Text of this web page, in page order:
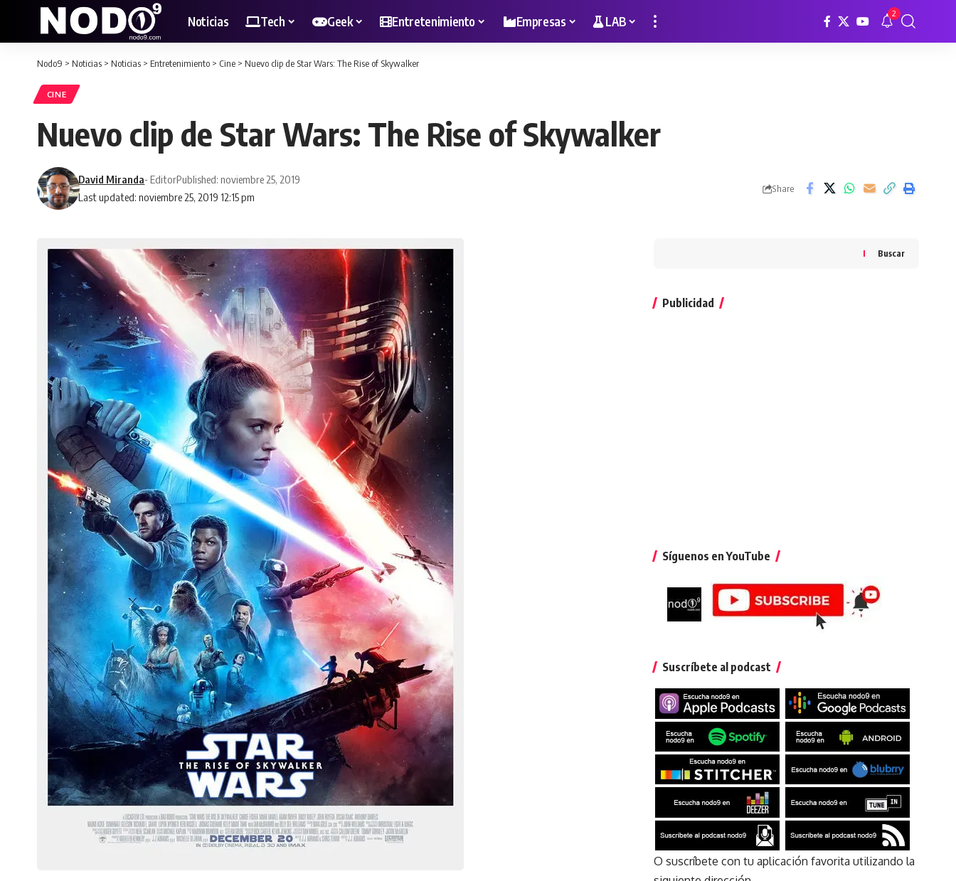
Noticias Tech Geek Entretenimiento Empresas LAB 2
Nodo9 > Noticias > Noticias > Entretenimiento > Cine > Nuevo clip de Star Wars: The Rise of Skywalker
CINE
Nuevo clip de Star Wars: The Rise of Skywalker
Last updated: noviembre 25, 2019 12:15 pm
David Miranda- EditorPublished: noviembre 25, 2019
Share
Buscar
Publicidad
Síguenos en YouTube
Suscríbete al podcast
O suscríbete con tu aplicación favorita utilizando la